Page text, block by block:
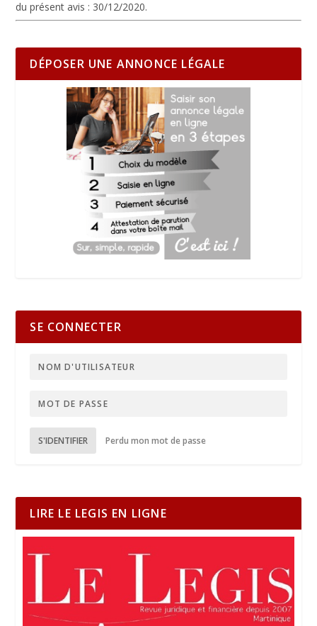
du présent avis : 30/12/2020.
DÉPOSER UNE ANNONCE LÉGALE
SE CONNECTER
S'IDENTIFIER Perdu mon mot de passe
LIRE LE LEGIS EN LIGNE